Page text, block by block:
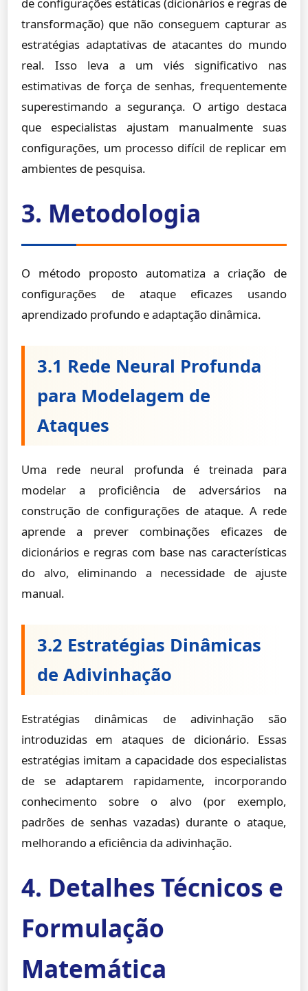
transformação) que não conseguem capturar as
estratégias adaptativas de atacantes do mundo
real. Isso leva a um viés significativo nas
estimativas de força de senhas, frequentemente
superestimando a segurança. O artigo destaca
que especialistas ajustam manualmente suas
configurações, um processo difícil de replicar em
ambientes de pesquisa.
3. Metodologia
O método proposto automatiza a criação de
configurações de ataque eficazes usando
aprendizado profundo e adaptação dinâmica.
3.1 Rede Neural Profunda
para Modelagem de
Ataques
Uma rede neural profunda é treinada para
modelar a proficiência de adversários na
construção de configurações de ataque. A rede
aprende a prever combinações eficazes de
dicionários e regras com base nas características
do alvo, eliminando a necessidade de ajuste
manual.
3.2 Estratégias Dinâmicas
de Adivinhação
Estratégias dinâmicas de adivinhação são
introduzidas em ataques de dicionário. Essas
estratégias imitam a capacidade dos especialistas
de se adaptarem rapidamente, incorporando
conhecimento sobre o alvo (por exemplo,
padrões de senhas vazadas) durante o ataque,
melhorando a eficiência da adivinhação.
4. Detalhes Técnicos e
Formulação
Matemática